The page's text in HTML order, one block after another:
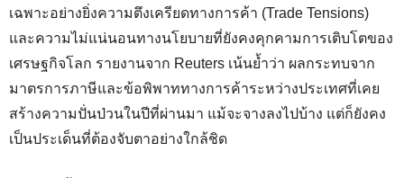
เฉพาะอย่างยิ่งความตึงเครียดทางการค้า (Trade Tensions)
และความไม่แน่นอนทางนโยบายที่ยังคงคุกคามการเติบโตของ
เศรษฐกิจโลก รายงานจาก Reuters เน้นย้ำว่า ผลกระทบจาก
มาตรการภาษีและข้อพิพาททางการค้าระหว่างประเทศที่เคย
สร้างความปั่นป่วนในปีที่ผ่านมา แม้จะจางลงไปบ้าง แต่ก็ยังคง
เป็นประเด็นที่ต้องจับตาอย่างใกล้ชิด